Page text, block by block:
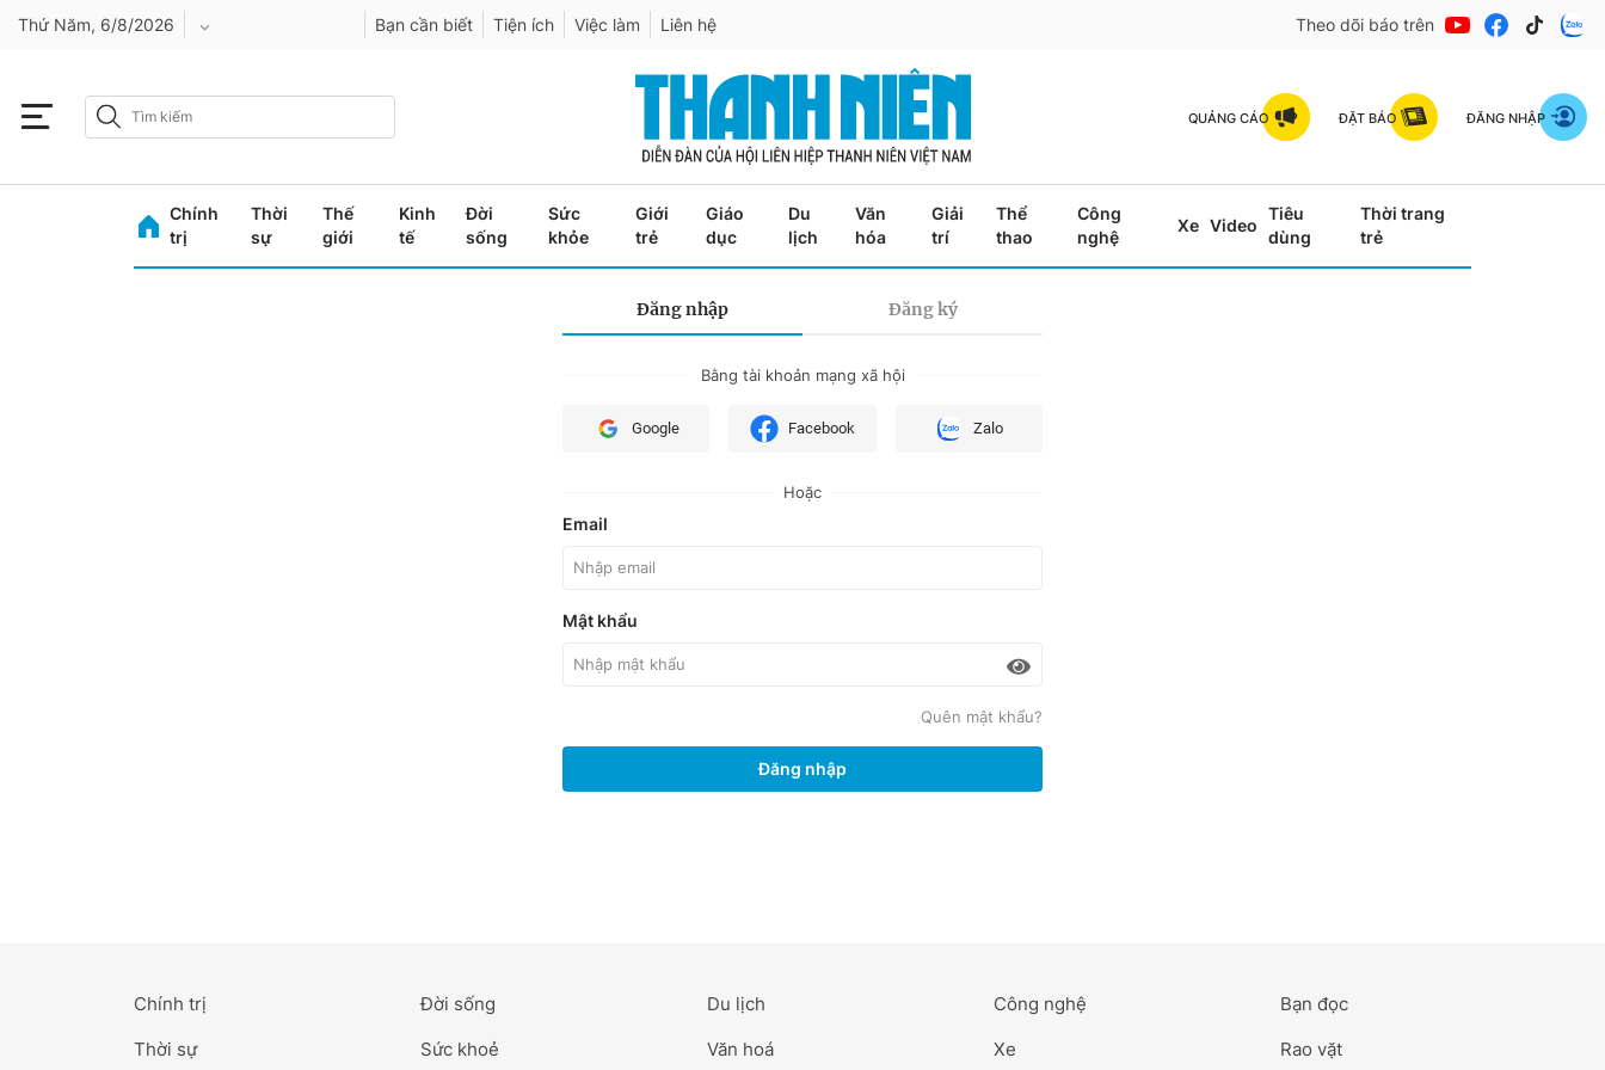
Thứ Năm, 6/8/2026
Bình Phước
Bạn cần biết Tiện ích Việc làm Liên hệ Theo dõi báo trên
QUẢNG CÁO ĐẶT BÁO ĐĂNG NHẬP
Chính
trị
Thời
sự
Thế
giới
Kinh
tế
Đời
sống
Sức
khỏe
Giới
trẻ
Giáo
dục
Du
lịch
Văn
hóa
Giải
trí
Thể
thao
Công
nghệ
Xe Video
Tiêu
dùng
Thời trang
trẻ
Đăng nhập Đăng ký
Bằng tài khoản mạng xã hội
Google Facebook Zalo
Hoặc
Email
Mật khẩu
Quên mật khẩu?
Đăng nhập
Chính trị
Thời sự
Đời sống
Sức khoẻ
Du lịch
Văn hoá
Công nghệ
Xe
Bạn đọc
Rao vặt